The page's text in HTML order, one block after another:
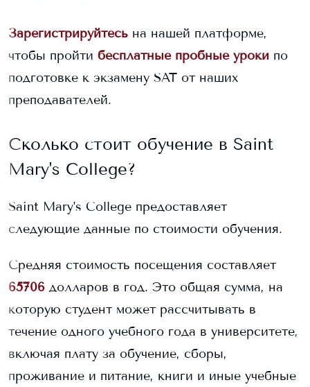
Зарегистрируйтесь на нашей платформе,
чтобы пройти бесплатные пробные уроки по
подготовке к экзамену SAT от наших
преподавателей.
Сколько стоит обучение в Saint
Mary's College?
Saint Mary's College предоставляет
следующие данные по стоимости обучения.
Средняя стоимость посещения составляет
65706 долларов в год. Это общая сумма, на
которую студент может рассчитывать в
течение одного учебного года в университете,
включая плату за обучение, сборы,
проживание и питание, книги и иные учебные